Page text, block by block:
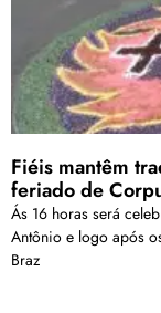
Fiéis mantêm
feriado de
Ás 16 horas será
Antônio e logo após
Braz